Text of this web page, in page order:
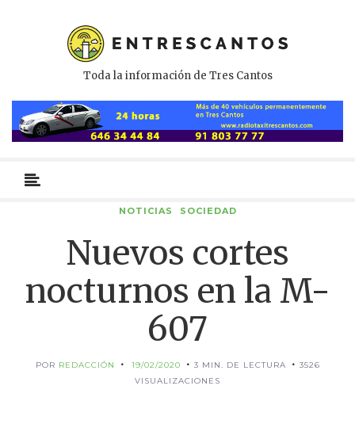
Toda la información de Tres Cantos
primario
NOTICIAS SOCIEDAD
Nuevos cortes
nocturnos en la M-
607
POR REDACCIÓN 19/02/2020 3 MIN. DE LECTURA
3526
VISUALIZACIONES